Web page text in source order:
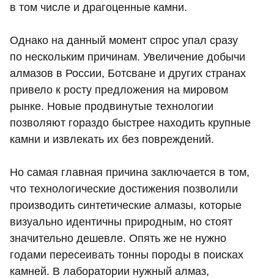
в том числе и драгоценные камни.
Однако на данный момент спрос упал сразу
по нескольким причинам. Увеличение добычи
алмазов в России, Ботсване и других странах
привело к росту предложения на мировом
рынке. Новые продвинутые технологии
позволяют гораздо быстрее находить крупные
камни и извлекать их без повреждений.
Но самая главная причина заключается в том,
что технологические достижения позволили
производить синтетические алмазы, которые
визуально идентичны природным, но стоят
значительно дешевле. Опять же не нужно
годами пересеивать тонны породы в поисках
камней. В лаборатории нужный алмаз,